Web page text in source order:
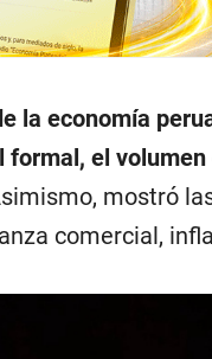
la economía
formal, el volumen
mostró
comercial,